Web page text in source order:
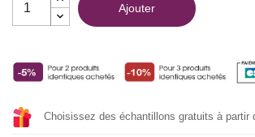
Ajouter
Choisissez des échantillons gratuits à partir